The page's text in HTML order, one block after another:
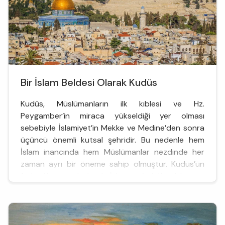
Bir İslam Beldesi Olarak Kudüs
Kudüs, Müslümanların ilk kıblesi ve Hz.
Peygamber’in miraca yükseldiği yer olması
sebebiyle İslamiyet’in Mekke ve Medine’den sonra
üçüncü önemli kutsal şehridir. Bu nedenle hem
İslam inancında hem Müslümanlar nezdinde her
zaman ayrı bir öneme sahip olmuştur. Kudüs’ün
gündeminde olmuştur. 638’de Hz. ...